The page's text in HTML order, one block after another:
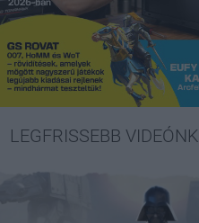
LEGFRISSEBB VIDEÓNK